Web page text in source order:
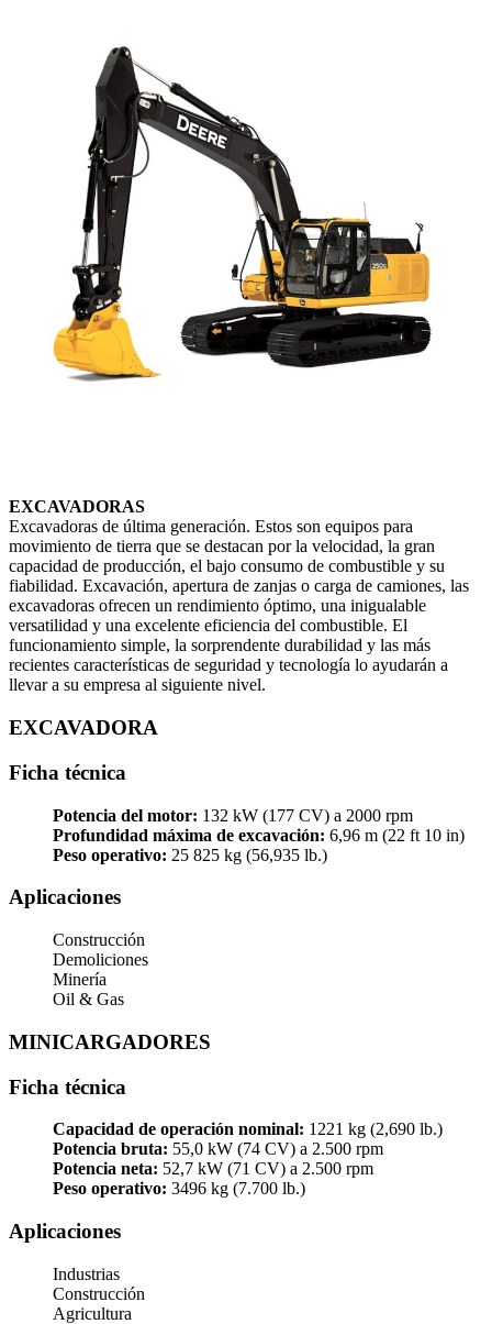
EXCAVADORAS
Excavadoras de última generación. Estos son equipos para
movimiento de tierra que se destacan por la velocidad, la gran
capacidad de producción, el bajo consumo de combustible y su
fiabilidad. Excavación, apertura de zanjas o carga de camiones, las
excavadoras ofrecen un rendimiento óptimo, una inigualable
versatilidad y una excelente eficiencia del combustible. El
funcionamiento simple, la sorprendente durabilidad y las más
recientes características de seguridad y tecnología lo ayudarán a
llevar a su empresa al siguiente nivel.
EXCAVADORA
Ficha técnica
Potencia del motor: 132 kW (177 CV) a 2000 rpm
Profundidad máxima de excavación: 6,96 m (22 ft 10 in)
Peso operativo: 25 825 kg (56,935 lb.)
Aplicaciones
Construcción
Demoliciones
Minería
Oil & Gas
MINICARGADORES
Ficha técnica
Capacidad de operación nominal: 1221 kg (2,690 lb.)
Potencia bruta: 55,0 kW (74 CV) a 2.500 rpm
Potencia neta: 52,7 kW (71 CV) a 2.500 rpm
Peso operativo: 3496 kg (7.700 lb.)
Aplicaciones
Industrias
Construcción
Agricultura